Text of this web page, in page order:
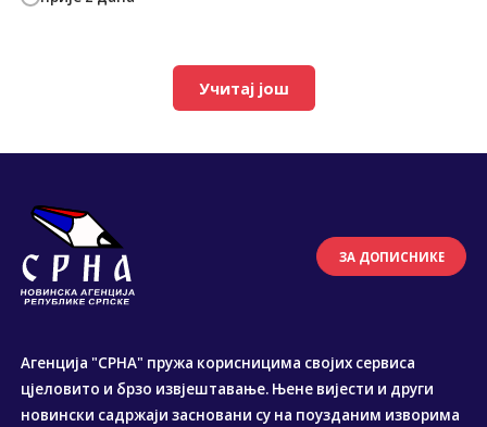
Учитај још
ЗА ДОПИСНИКЕ
Агенција "СРНА" пружа корисницима својих сервиса
цјеловито и брзо извјештавање. Њене вијести и други
новински садржаји засновани су на поузданим изворима